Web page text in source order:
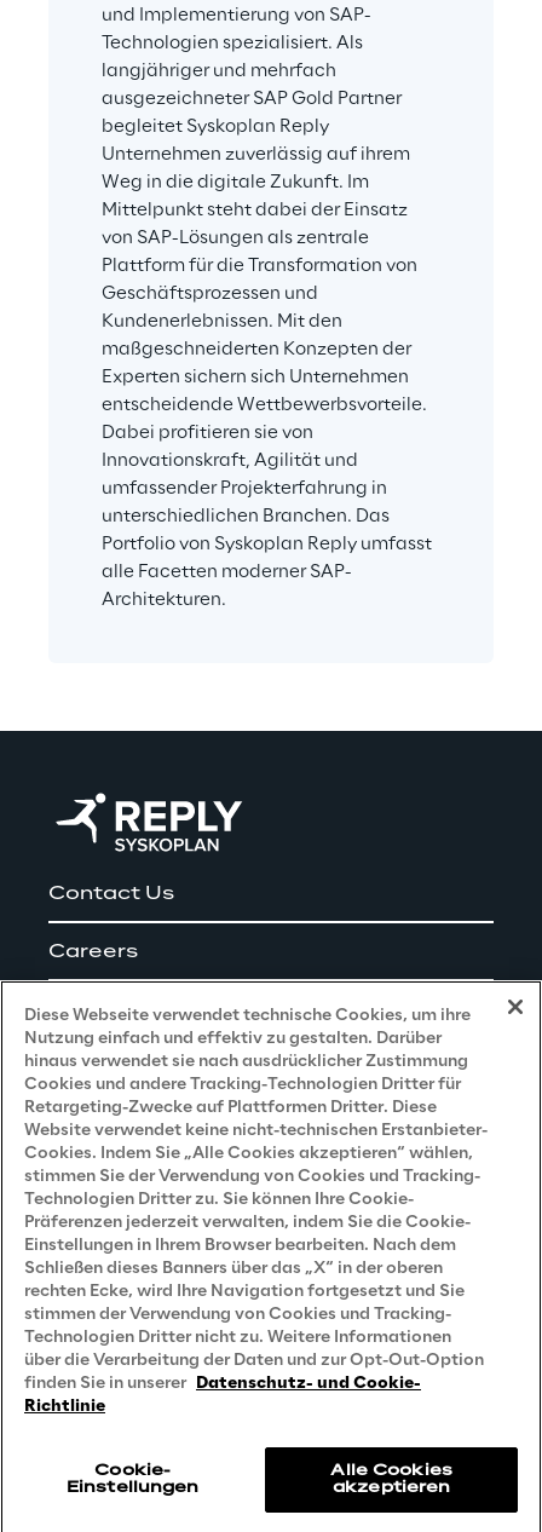
und Implementierung von SAP-
Technologien spezialisiert. Als
langjähriger und mehrfach
ausgezeichneter SAP Gold Partner
begleitet Syskoplan Reply
Unternehmen zuverlässig auf ihrem
Weg in die digitale Zukunft. Im
Mittelpunkt steht dabei der Einsatz
von SAP-Lösungen als zentrale
Plattform für die Transformation von
Geschäftsprozessen und
Kundenerlebnissen. Mit den
maßgeschneiderten Konzepten der
Experten sichern sich Unternehmen
entscheidende Wettbewerbsvorteile.
Dabei profitieren sie von
Innovationskraft, Agilität und
umfassender Projekterfahrung in
unterschiedlichen Branchen. Das
Portfolio von Syskoplan Reply umfasst
alle Facetten moderner SAP-
Architekturen.
Contact Us
Careers
Impressum
Privacy and Legal
Datenschutz- und Cookie Richtlinie
Datenschutzhinweis(Bewerber)
Datenschutzhinweis (Kunden)
Datenschutzhinweis(Dienstleister)
Datenschutzhinweis(Marketing)
Grundsatzerklärung - LKSG (Deutschland)
Diese Webseite verwendet technische Cookies, um ihre
Nutzung einfach und effektiv zu gestalten. Darüber
hinaus verwendet sie nach ausdrücklicher Zustimmung
Cookies und andere Tracking-Technologien Dritter für
Retargeting-Zwecke auf Plattformen Dritter. Diese
Website verwendet keine nicht-technischen Erstanbieter-
Cookies. Indem Sie „Alle Cookies akzeptieren“ wählen,
stimmen Sie der Verwendung von Cookies und Tracking-
Technologien Dritter zu. Sie können Ihre Cookie-
Präferenzen jederzeit verwalten, indem Sie die Cookie-
Einstellungen in Ihrem Browser bearbeiten. Nach dem
Schließen dieses Banners über das „X“ in der oberen
rechten Ecke, wird Ihre Navigation fortgesetzt und Sie
stimmen der Verwendung von Cookies und Tracking-
Technologien Dritter nicht zu. Weitere Informationen
über die Verarbeitung der Daten und zur Opt-Out-Option
finden Sie in unserer Datenschutz- und Cookie-
Richtlinie
Cookie-
Einstellungen
Alle Cookies
akzeptieren